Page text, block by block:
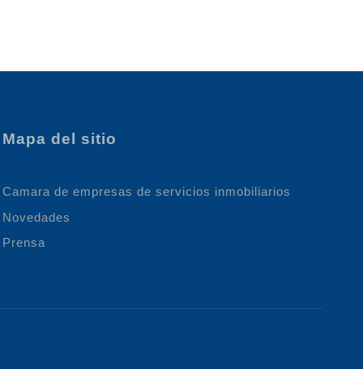
Mapa del sitio
Camara de empresas de servicios inmobiliarios
Novedades
Prensa